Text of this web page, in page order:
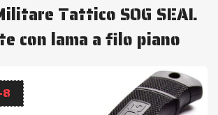
Tattico SOG SEAL
con lama a filo piano
8